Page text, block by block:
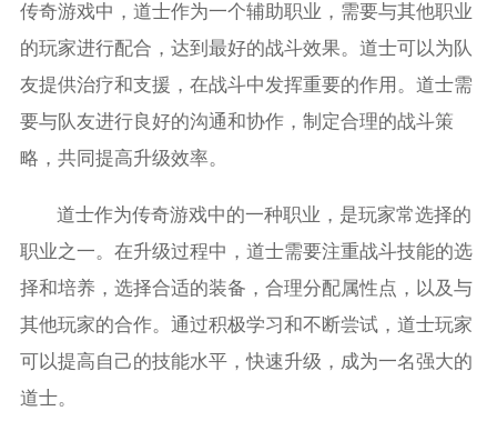
传奇游戏中，道士作为一个辅助职业，需要与其他职业
的玩家进行配合，达到最好的战斗效果。道士可以为队
友提供治疗和支援，在战斗中发挥重要的作用。道士需
要与队友进行良好的沟通和协作，制定合理的战斗策
略，共同提高升级效率。
道士作为传奇游戏中的一种职业，是玩家常选择的
职业之一。在升级过程中，道士需要注重战斗技能的选
择和培养，选择合适的装备，合理分配属性点，以及与
其他玩家的合作。通过积极学习和不断尝试，道士玩家
可以提高自己的技能水平，快速升级，成为一名强大的
道士。